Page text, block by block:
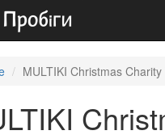
MULTIKI Christmas